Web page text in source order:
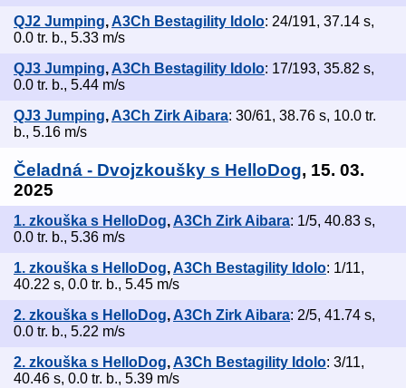
QJ2 Jumping,A3Ch Bestagility Idolo: 24/191, 37.14 s,
0.0 tr. b., 5.33 m/s
QJ3 Jumping, A3Ch Bestagility Idolo: 17/193, 35.82 s,
0.0 tr. b., 5.44 m/s
QJ3 Jumping,A3Ch Zirk Aibara: 30/61, 38.76 s, 10.0 tr.
b., 5.16 m/s
Čeladná - Dvojzkoušky s HelloDog, 15. 03.
2025
1. zkouška s HelloDog, A3Ch Zirk Aibara: 1/5, 40.83 s,
0.0 tr. b., 5.36 m/s
1. zkouška s HelloDog,A3Ch Bestagility Idolo: 1/11,
40.22 s, 0.0 tr. b., 5.45 m/s
2. zkouška s HelloDog, A3Ch Zirk Aibara: 2/5, 41.74 s,
0.0 tr. b., 5.22 m/s
2. zkouška s HelloDog,A3Ch Bestagility Idolo: 3/11,
40.46 s, 0.0 tr. b., 5.39 m/s